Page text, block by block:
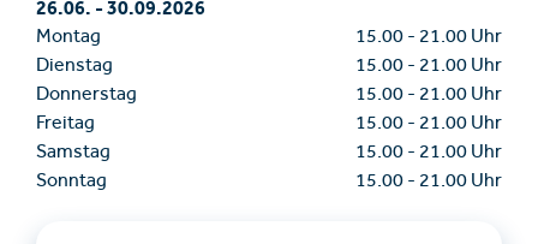
26.06.-30.09.2026
Montag 15.00 - 21.00 Uhr
Dienstag
15.00 - 21.00 Uhr
Donnerstag
15.00 - 21.00 Uhr
Freitag
15.00 - 21.00 Uhr
Samstag
15.00 - 21.00 Uhr
Sonntag
15.00 - 21.00 Uhr